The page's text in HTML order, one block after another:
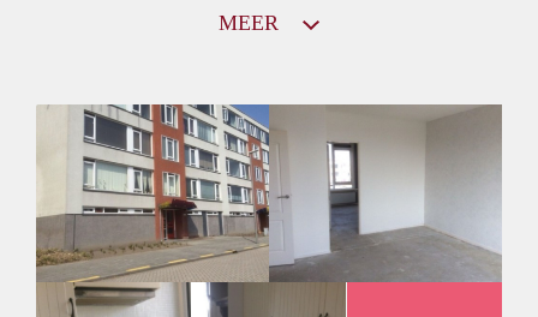
Inkomen eis
N.V.T.
Huurtermijn
Onbepaalde termijn
Kaal
MEER